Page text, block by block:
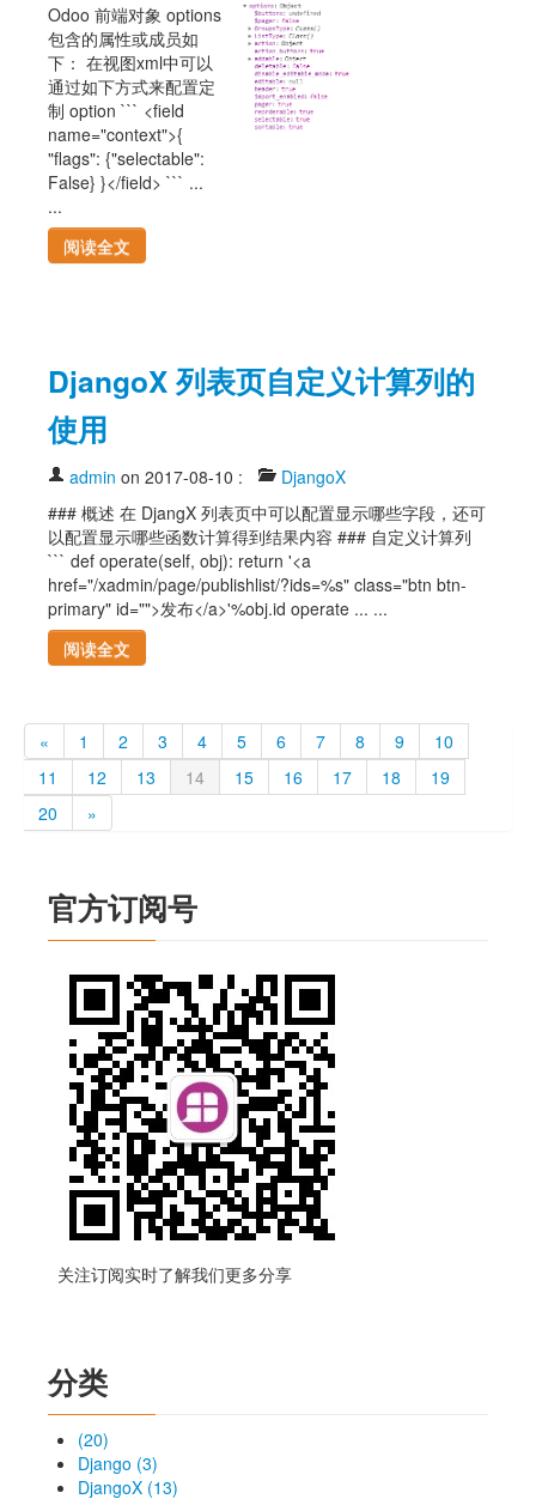
Odoo 前端对象 options
包含的属性或成员如
下： 在视图xml中可以
通过如下方式来配置定
制 option ``` <field
name="context">{
"flags": {"selectable":
False} }</field> ``` ...
...
阅读全文
DjangoX 列表页自定义计算列的
使用
admin on 2017-08-10 :
DjangoX
### 概述 在 DjangX 列表页中可以配置显示哪些字段，还可
以配置显示哪些函数计算得到结果内容 ### 自定义计算列
``` def operate(self, obj): return '<a
href="/xadmin/page/publishlist/?ids=%s" class="btn btn-
primary" id="">发布</a>'%obj.id operate ... ...
阅读全文
« 1 2 3 4 5 6 7 8 9
10
11
12 13 14 15 16 17 18
19
20
»
官方订阅号
关注订阅实时了解我们更多分享
分类
(20)
Django (3)
DjangoX (13)